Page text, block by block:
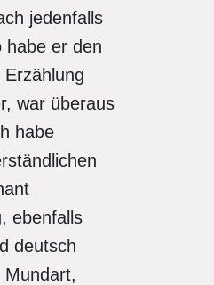
jedenfalls
habe er den
war überaus
habe
ebenfalls
deutsch